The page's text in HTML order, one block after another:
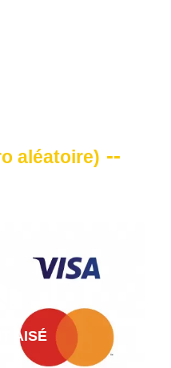
aléatoire) --
AISÉ